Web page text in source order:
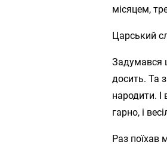
місяцем,
Царський
Задумався
досить. Та
народити. І
гарно, і
Раз поїхав